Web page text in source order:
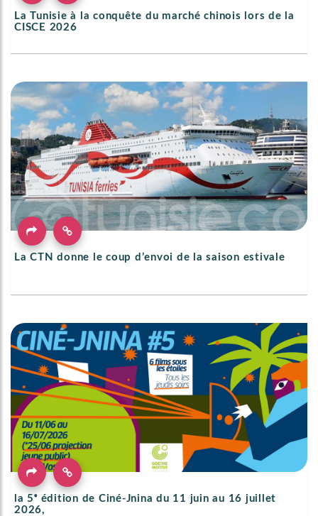
La Tunisie à la conquête du marché chinois lors de la
CISCE 2026
La CTN donne le coup d’envoi de la saison estivale
la 5ᵉ édition de Ciné-Jnina du 11 juin au 16 juillet
2026,